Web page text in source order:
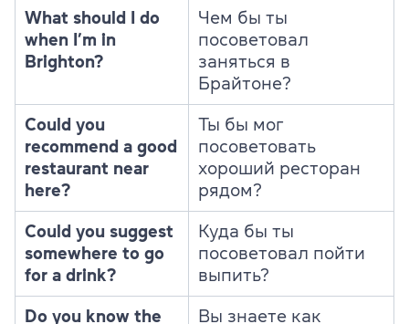
What should I do
when I’m in
Brighton?
Чем бы ты
посоветовал
заняться в
Брайтоне?
Could you
recommend a good
restaurant near
here?
Ты бы мог
посоветовать
хороший ресторан
рядом?
Could you suggest
somewhere to go
for a drink?
Куда бы ты
посоветовал пойти
выпить?
Do you know the Вы знаете как